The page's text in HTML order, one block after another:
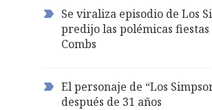
Se viraliza episodio de Los
predijo las polémicas fiestas
Combs
El personaje de “Los
después de 31 años